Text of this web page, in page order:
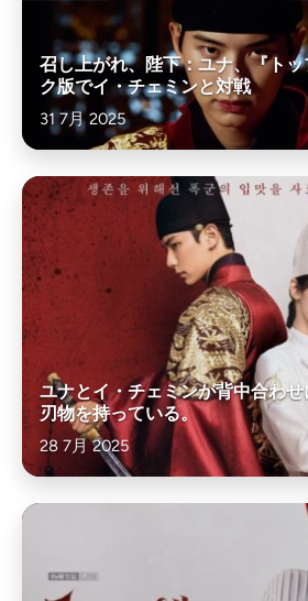
召し上がれ、陛下：ユナ、『ト
ク版でイ・チェミンと対戦
31 7月 2025
ユナとイ・チェミンが背中合わ
刃物を持っている。
28 7月 2025